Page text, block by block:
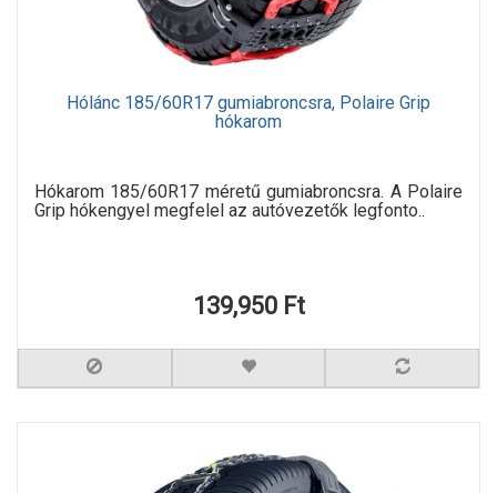
Hólánc 185/60R17 gumiabroncsra, Polaire Grip
hókarom
Hókarom 185/60R17 méretű gumiabroncsra. A Polaire
Grip hókengyel megfelel az autóvezetők legfonto..
139,950 Ft